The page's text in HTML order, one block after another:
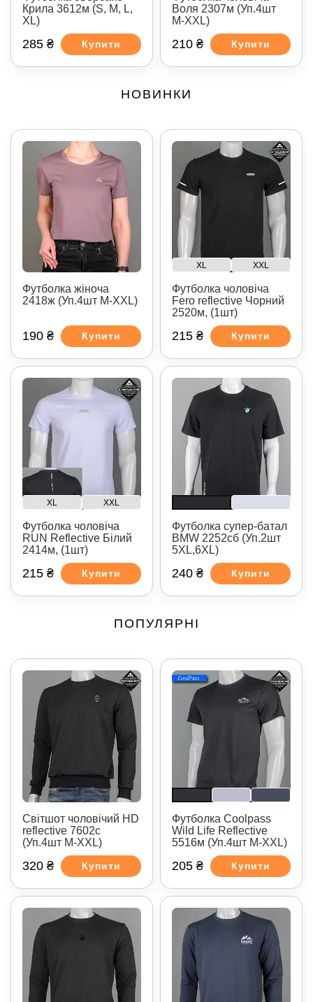
Крила 3612м (S, M, L,
XL)
285 ₴ Купити
Воля 2307м (Уп.4шт
M-XXL)
210 ₴ Купити
НОВИНКИ
Футболка жіноча
2418ж (Уп.4шт M-XXL)
190 ₴ Купити
XL XXL
Футболка чоловіча
Fero reflective Чорний
2520м, (1шт)
215 ₴ Купити
XL XXL
Футболка чоловіча
RUN Reflective Білий
2414м, (1шт)
215 ₴ Купити
Футболка супер-батал
BMW 2252сб (Уп.2шт
5XL,6XL)
240 ₴ Купити
ПОПУЛЯРНІ
Світшот чоловічий HD
reflective 7602с
(Уп.4шт M-XXL)
320 ₴ Купити
Футболка Coolpass
Wild Life Reflective
5516м (Уп.4шт M-XXL)
205 ₴ Купити